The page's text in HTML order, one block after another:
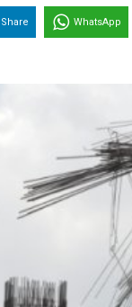
Share WhatsApp